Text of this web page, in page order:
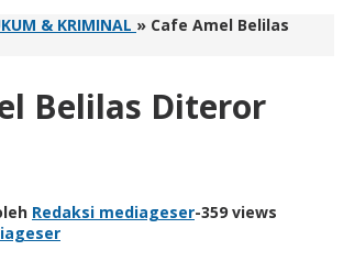
& KRIMINAL » Cafe Amel Belilas
Belilas Diteror
Redaksi mediageser-359 views